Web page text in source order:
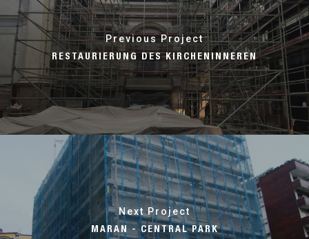
Previous Project
RESTAURIERUNG DES KIRCHENINNEREN
Next Project
MARAN - CENTRAL PARK